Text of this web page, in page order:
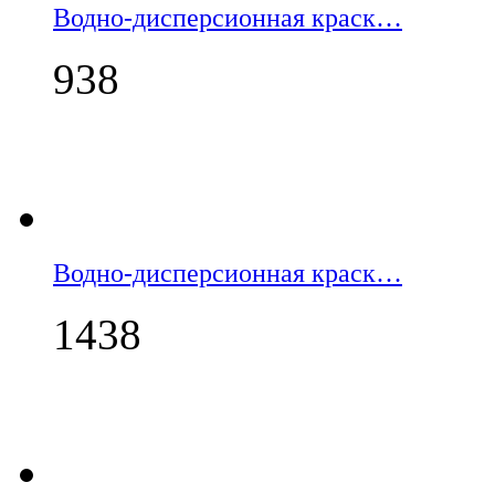
Водно-дисперсионная краск…
938
Водно-дисперсионная краск…
1438